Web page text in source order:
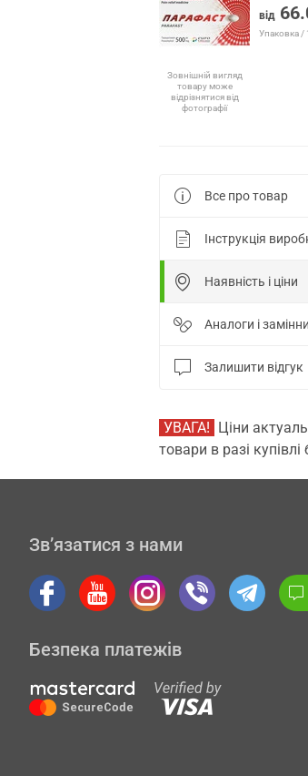
Зовнішній вигляд
товару може
відрізнятися від
фотографії
від
Упаковка /
Все про товар
Інструкція
Наявність і ціни
Аналоги і
Залишити відгук
УВАГА! Ціни
товари в разі
Зв’язатися з нами
Безпека платежів